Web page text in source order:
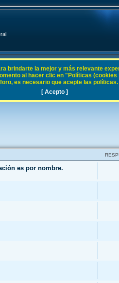
es por nombre.
brindarte la mejor y más relevante
al hacer clic en "Políticas
es necesario que acepte las políticas.
[ Acepto ]